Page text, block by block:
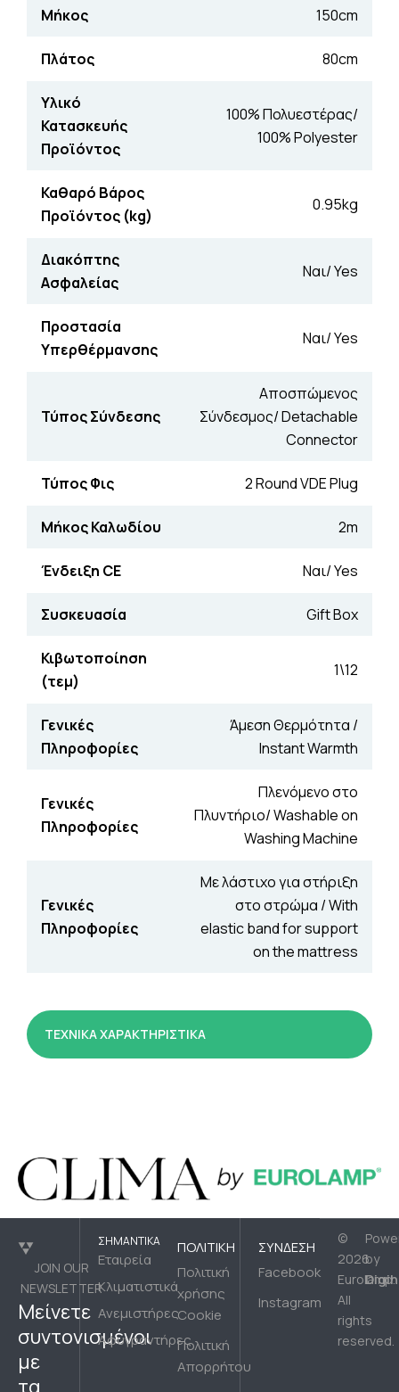
Μήκος 150cm
Πλάτος 80cm
Υλικό
Κατασκευής
Προϊόντος
100% Πολυεστέρας/
100% Polyester
Καθαρό Βάρος
Προϊόντος (kg)
0.95kg
Διακόπτης
Ασφαλείας
Ναι/ Yes
Προστασία
Υπερθέρμανσης
Ναι/ Yes
Τύπος Σύνδεσης
Αποσπώμενος
Σύνδεσμος/ Detachable
Connector
Τύπος Φις 2 Round VDE Plug
Μήκος Καλωδίου 2m
Ένδειξη CE Ναι/ Yes
Συσκευασία Gift Box
Κιβωτοποίηση
(τεμ)
1\12
Γενικές
Πληροφορίες
Άμεση Θερμότητα /
Instant Warmth
Γενικές
Πληροφορίες
Πλενόμενο στο
Πλυντήριο/ Washable on
Washing Machine
Γενικές
Πληροφορίες
Με λάστιχο για στήριξη
στο στρώμα / With
elastic band for support
on the mattress
ΤΕΧΝΙΚΑ ΧΑΡΑΚΤΗΡΙΣΤΙΚΑ
JOIN OUR
NEWSLETTER
Μείνετε
συντονισμένοι
με
τα
ΣΗΜΑΝΤΙΚΆ
Εταιρεία
Κλιματιστικά
Ανεμιστήρες
Αφυγραντήρες
ΠΟΛΙΤΙΚΉ
Πολιτική
χρήσης
Cookie
Πολιτική
Απορρήτου
ΣΎΝΔΕΣΗ
Facebook
Instagram
©
2026
Eurolamp.
All
rights
reserved.
by